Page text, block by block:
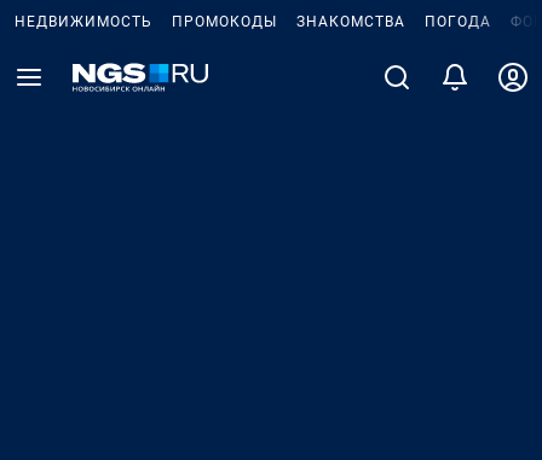
НЕДВИЖИМОСТЬ ПРОМОКОДЫ ЗНАКОМСТВА ПОГОДА